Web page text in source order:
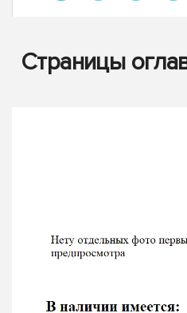
Страницы